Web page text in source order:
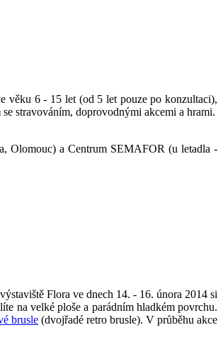
věku 6 - 15 let (od 5 let pouze po konzultaci),
stravováním, doprovodnými akcemi a hrami.
Olomouc) a Centrum SEMAFOR (u letadla -
Flora ve dnech 14. - 16. února 2014 si
na velké ploše a parádním hladkém povrchu.
brusle (dvojřadé retro brusle). V průběhu akce